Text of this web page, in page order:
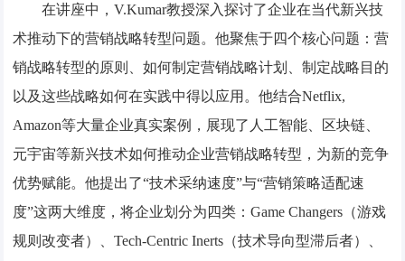
在讲座中，V.Kumar教授深入探讨了企业在当代新兴技
术推动下的营销战略转型问题。他聚焦于四个核心问题：营
销战略转型的原则、如何制定营销战略计划、制定战略目的
以及这些战略如何在实践中得以应用。他结合Netflix,
Amazon等大量企业真实案例，展现了人工智能、区块链、
元宇宙等新兴技术如何推动企业营销战略转型，为新的竞争
优势赋能。他提出了“技术采纳速度”与“营销策略适配速
度”这两大维度，将企业划分为四类：Game Changers（游戏
规则改变者）、Tech-Centric Inerts（技术导向型滞后者）、